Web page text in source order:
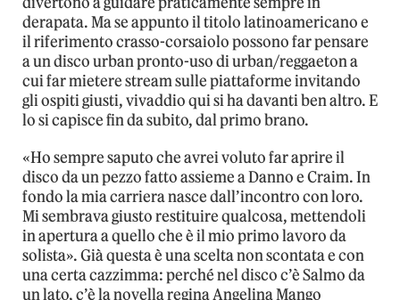
derapata. Ma se appunto il titolo latinoamericano e
il riferimento crasso-corsaiolo possono far pensare
a un disco urban pronto-uso di urban/reggaeton a
cui far mietere stream sulle piattaforme invitando
gli ospiti giusti, vivaddio qui si ha davanti ben altro. E
lo si capisce fin da subito, dal primo brano.
«Ho sempre saputo che avrei voluto far aprire il
disco da un pezzo fatto assieme a Danno e Craim. In
fondo la mia carriera nasce dall’incontro con loro.
Mi sembrava giusto restituire qualcosa, mettendoli
in apertura a quello che è il mio primo lavoro da
solista». Già questa è una scelta non scontata e con
una certa cazzimma: perché nel disco c’è Salmo da
un lato, c’è la novella regina Angelina Mango